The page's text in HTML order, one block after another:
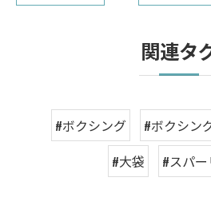
関連タ
#ボクシング #ボクシン
#大袋
#スパ